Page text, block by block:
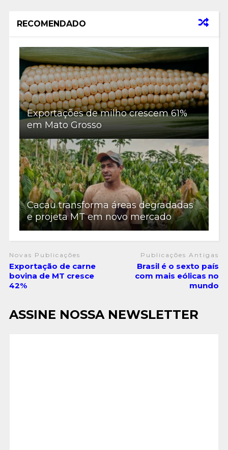
RECOMENDADO
Exportações de milho crescem 61%
em Mato Grosso
Cacau transforma áreas degradadas
e projeta MT em novo mercado
Novas Publicações
Exportação de carne
bovina de MT cresce
42%
Publicações Antigas
Brasil é o sexto país
com mais eólicas no
mundo
ASSINE NOSSA NEWSLETTER